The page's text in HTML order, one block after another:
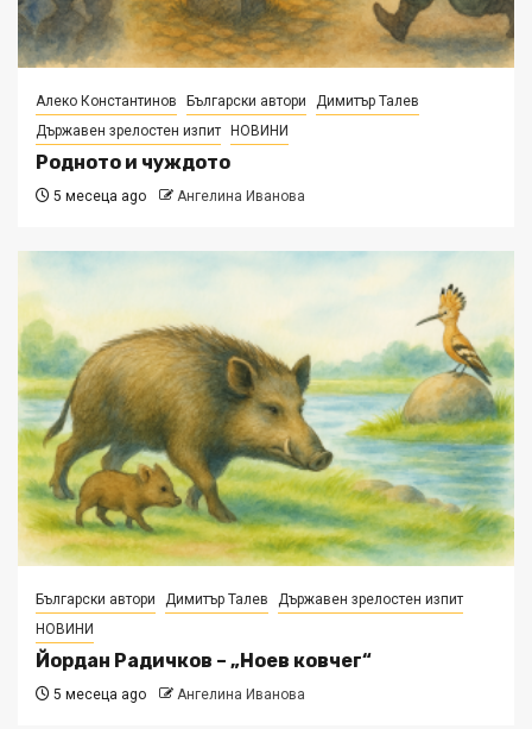
Алеко Константинов Български автори
Димитър Талев
Държавен зрелостен изпит
НОВИНИ
Родното и чуждото
5 месеца ago Ангелина Иванова
Български автори Димитър Талев
Държавен зрелостен изпит
НОВИНИ
Йордан Радичков – „Ноев ковчег“
5 месеца ago Ангелина Иванова